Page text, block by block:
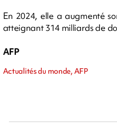
En 2024, elle a augmenté
atteignant 314 milliards de
AFP
Actualités du monde, AFP